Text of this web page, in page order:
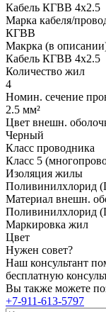
Кабель КГВВ 4х2.5
Марка кабеля/
КГВВ
Макрка (в
Кабель КГВВ 4х2.5
Количество жил
4
Номин. сечение
2.5 мм²
Цвет внешн.
Черный
Класс проводника
Класс 5
Изоляция жилы
Поливинилхлорид
Материал внешн.
Поливинилхлорид
Маркировка жил
Цвет
Нужен совет?
Наш консультант
бесплатную
Вы также можете
+7-911-613-5797